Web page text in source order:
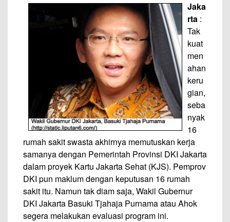
Jaka
rta :
Tak
kuat
men
ahan
keru
gian,
seba
nyak
16
rumah sakit swasta akhirnya memutuskan kerja
samanya dengan Pemerintah Provinsi DKI Jakarta
dalam proyek Kartu Jakarta Sehat (KJS). Pemprov
DKI pun maklum dengan keputusan 16 rumah
sakit itu. Namun tak diam saja, Wakil Gubernur
DKI Jakarta Basuki Tjahaja Purnama atau Ahok
segera melakukan evaluasi program ini.